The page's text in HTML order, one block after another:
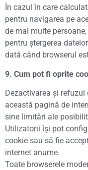
În cazul în care
pentru navigarea pe
de mai multe
pentru ștergerea
dată când browserul
9. Cum pot fi oprite
Dezactivarea și
această pagină de
sine limitări ale
Utilizatorii își pot
cookie sau să fie
internet anume.
Toate browserele